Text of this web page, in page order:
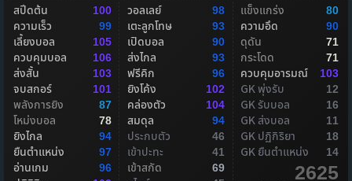
สปีดต้น 100
ความเร็ว 99
เลี้ยงบอล 105
ควบคุมบอล 106
ส่งสั้น 103
จบสกอร์ 101
พลังการยิง 87
โหม่งบอล 78
ยิงไกล 94
ยืนตำแหน่ง 97
อ่านเกม 96
วอลเลย์ 98
เตะลูกโทษ 93
เปิดบอล 90
ส่งไกล 93
ฟรีคิก 96
ยิงโค้ง 102
คล่องตัว 104
สมดุล 94
ประกบตัว 46
เข้าปะทะ 41
เข้าสกัด 69
แข็งแกร่ง 80
ความอึด 90
ดุดัน 71
กระโดด 71
ควบคุมอารมณ์ 103
GK พุ่งรับ 12
GK รับบอล 16
GK ส่งบอล 11
GK ปฏิกิริยา 18
GK ยืนตำแหน่ง 14
2625